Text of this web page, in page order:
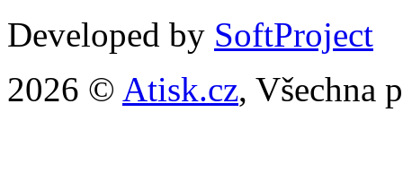
Developed by SoftProject
2026 © Atisk.cz, Všechna